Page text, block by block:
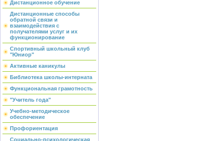
Дистанционное обучение
Дистанционные способы
обратной связи и
взаимодействия с
получателями услуг и их
функционирование
Спортивный школьный клуб
"Юниор"
Активные каникулы
Библиотека школы-интерната
Функциональная грамотность
"Учитель года"
Учебно-методическое
обеспечение
Профориентация
Социально-психологическая